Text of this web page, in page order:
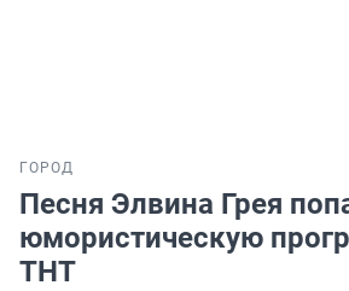
ГОРОД
Песня Элвина Грея
юмористическую
ТНТ